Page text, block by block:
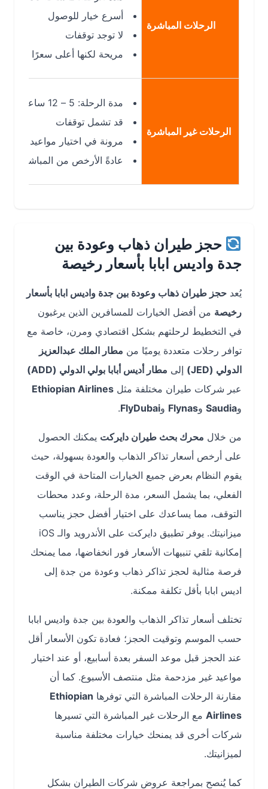
الرحلات المباشرة
أسرع خيار للوصول
لا توجد توقفات
مريحة لكنها أعلى سعرًا
الرحلات غير المباشرة
مدة الرحلة: 5 – 12 ساعة
قد تشمل توقفات
مرونة في اختيار مواعيد الطيران
عادةً الأرخص من المباشرة
حجز طيران ذهاب وعودة بين
جدة واديس ابابا بأسعار رخيصة
حجز طيران ذهاب وعودة بين جدة واديس ابابا بأسعار
رخيصة من أفضل الخيارات للمسافرين الذين يرغبون
في التخطيط لرحلتهم بشكل اقتصادي ومرن، خاصة مع
توافر رحلات متعددة يوميًا منمطار الملك عبدالعزيز
الدولي (JED)
إلىمطار أديس أبابا بولي الدولي (ADD)
عبر شركات طيران مختلفة مثلEthiopian Airlines
SaudiaوFlynasوFlyDubai
.
من خلال محرك بحث طيران دايركتيمكنك الحصول
على أرخص أسعار تذاكر الذهاب والعودة بسهولة، حيث
يقوم النظام بعرض جميع الخيارات المتاحة في الوقت
الفعلي، بما يشمل السعر، مدة الرحلة، وعدد محطات
التوقف، مما يساعدك على اختيار أفضل حجز يناسب
ميزانيتك. يوفر تطبيق دايركت على الأندرويد والـ iOS
إمكانية تلقي تنبيهات الأسعار فور انخفاضها، مما يمنحك
فرصة مثالية لحجز تذاكر ذهاب وعودة من جدة إلى
اديس ابابا بأقل تكلفة ممكنة.
تختلف أسعار تذاكر الذهاب والعودة بين جدة واديس ابابا
حسب الموسم وتوقيت الحجز؛ فعادة تكون الأسعار أقل
عند الحجز قبل موعد السفر بعدة أسابيع، أو عند اختيار
مواعيد غير مزدحمة مثل منتصف الأسبوع. كما أن
مقارنة الرحلات المباشرة التي توفرهاEthiopian
Airlinesمع الرحلات غير المباشرة التي تسيرها
شركات أخرى قد يمنحك خيارات مختلفة مناسبة
لميزانيتك.
كما يُنصح بمراجعة عروض شركات الطيران بشكل